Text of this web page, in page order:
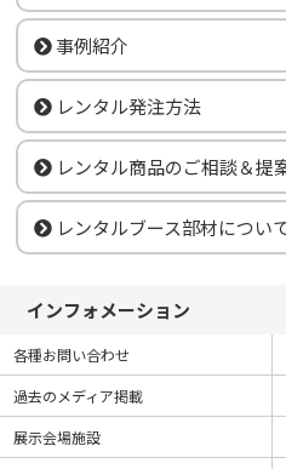
事例紹介
レンタル発注方法
レンタル商品のご相談＆提
レンタルブース部材につい
インフォメーション
各種お問い合わせ
過去のメディア掲載
展示会場施設